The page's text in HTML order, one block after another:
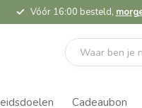
Vóór 16:00 besteld,
Cadeaubon